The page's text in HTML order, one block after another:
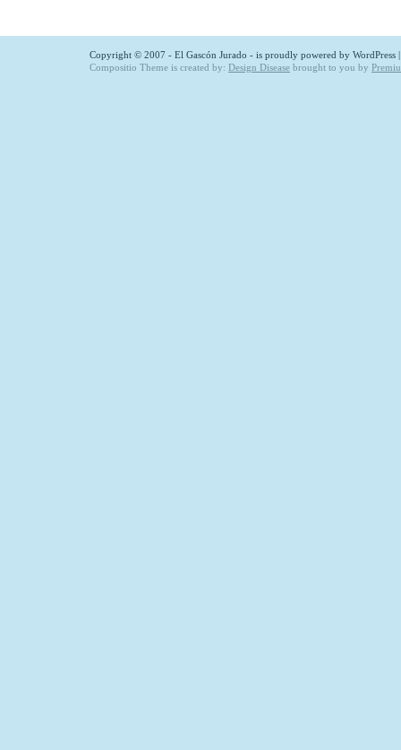
Copyright © 2007 - El Gascón Jurado - is proudly powered by WordPress |
Compositio Theme is created by: Design Disease brought to you by